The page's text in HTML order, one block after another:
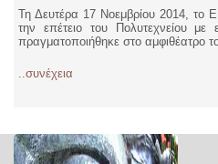
Τη Δευτέρα 17 Νοεμβρίου 2014, το
την επέτειο του Πολυτεχνείου με
πραγματοποιήθηκε στο αμφιθέατρο
..συνέχεια